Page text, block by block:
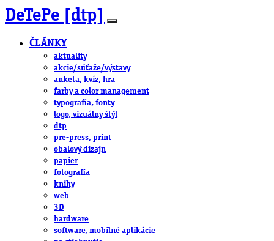
DeTePe [dtp]
ČLÁNKY
aktuality
akcie/súťaže/výstavy
anketa, kvíz, hra
farby a color management
typografia, fonty
logo, vizuálny štýl
dtp
pre-press, print
obalový dizajn
papier
fotografia
knihy
web
3D
hardware
software, mobilné aplikácie